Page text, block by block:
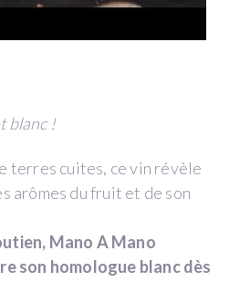
blanc !
terres cuites, ce vin révèle
arômes du fruit et de son
Mano A Mano
son homologue blanc dès